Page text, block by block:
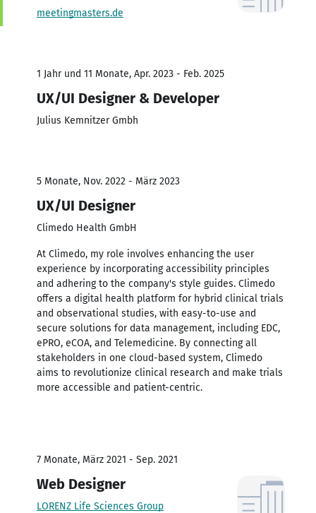
meetingmasters.de
1 Jahr und 11 Monate, Apr. 2023 - Feb. 2025
UX/UI Designer & Developer
Julius Kemnitzer Gmbh
5 Monate, Nov. 2022 - März 2023
UX/UI Designer
Climedo Health GmbH
At Climedo, my role involves enhancing the user
experience by incorporating accessibility principles
and adhering to the company's style guides. Climedo
offers a digital health platform for hybrid clinical trials
and observational studies, with easy-to-use and
secure solutions for data management, including EDC,
ePRO, eCOA, and Telemedicine. By connecting all
stakeholders in one cloud-based system, Climedo
aims to revolutionize clinical research and make trials
more accessible and patient-centric.
7 Monate, März 2021 - Sep. 2021
Web Designer
LORENZ Life Sciences Group